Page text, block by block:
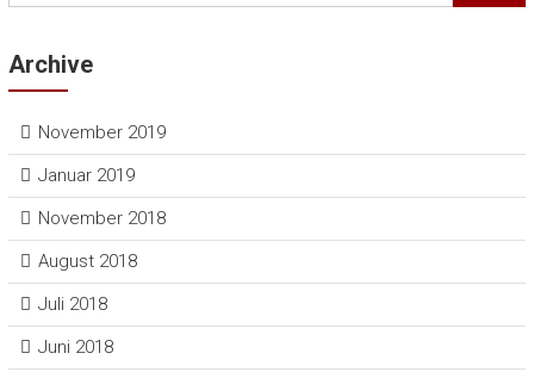
Archive
November 2019
Januar 2019
November 2018
August 2018
Juli 2018
Juni 2018